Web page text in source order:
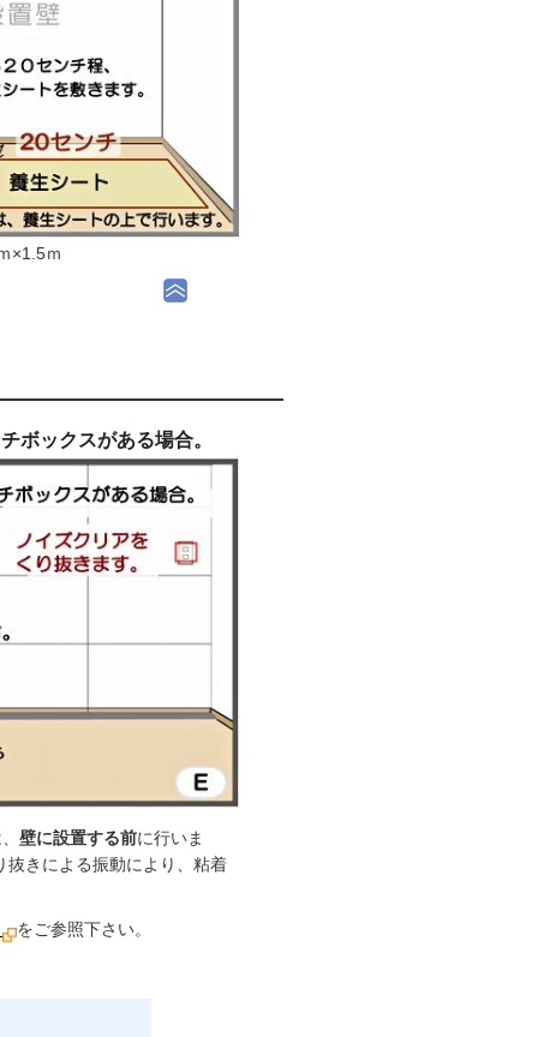
×1.5ｍ
ボックスがある場合。
壁に設置する前に行いま
抜きによる振動により、粘着
をご参照下さい。